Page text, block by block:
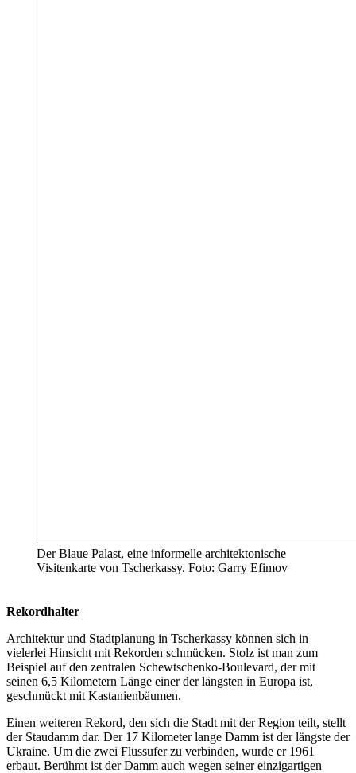
Der Blaue Palast, eine informelle architektonische
Visitenkarte von Tscherkassy. Foto: Garry Efimov
Rekordhalter
Architektur und Stadtplanung in Tscherkassy können sich in
vielerlei Hinsicht mit Rekorden schmücken. Stolz ist man zum
Beispiel auf den zentralen Schewtschenko-Boulevard, der mit
seinen 6,5 Kilometern Länge einer der längsten in Europa ist,
geschmückt mit Kastanienbäumen.
Einen weiteren Rekord, den sich die Stadt mit der Region teilt, stellt
der Staudamm dar. Der 17 Kilometer lange Damm ist der längste der
Ukraine. Um die zwei Flussufer zu verbinden, wurde er 1961
erbaut. Berühmt ist der Damm auch wegen seiner einzigartigen